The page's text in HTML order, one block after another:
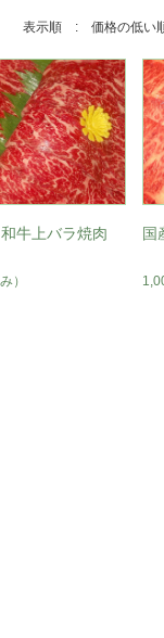
表示順 : 価格の低い
牛上バラ焼肉
）
国